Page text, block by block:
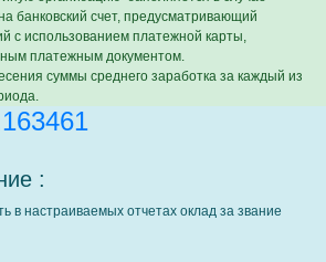
банковский счет, предусматривающий
с использованием платежной карты,
платежным документом.
суммы среднего заработка за каждый из
:
в настраиваемых отчетах оклад за звание